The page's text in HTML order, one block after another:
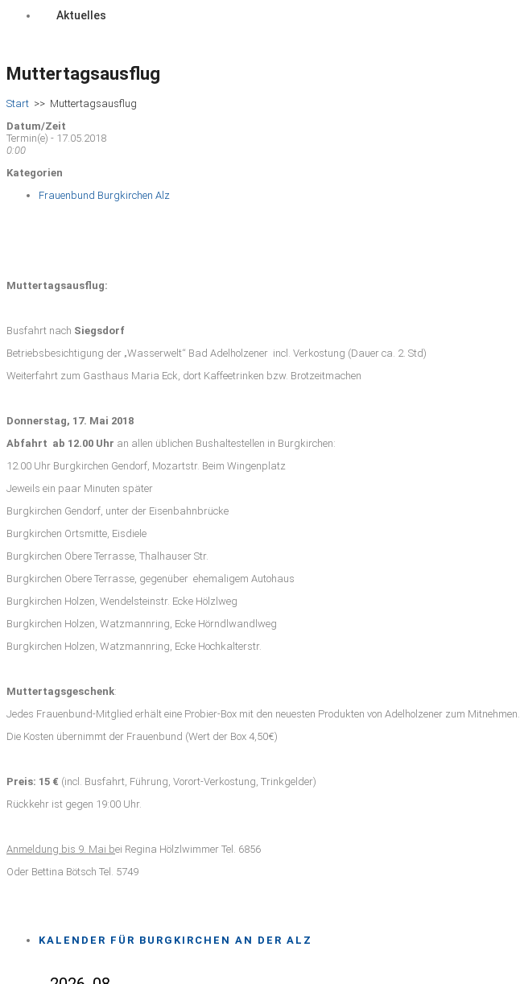
Aktuelles
Muttertagsausflug
Start >> Muttertagsausflug
Datum/Zeit
Termin(e) - 17.05.2018
0:00
Kategorien
Frauenbund Burgkirchen Alz
Muttertagsausflug:
Busfahrt nach Siegsdorf
Betriebsbesichtigung der „Wasserwelt“ Bad Adelholzener incl. Verkostung (Dauer ca. 2. Std)
Weiterfahrt zum Gasthaus Maria Eck, dort Kaffeetrinken bzw. Brotzeitmachen
Donnerstag, 17. Mai 2018
Abfahrt ab 12.00 Uhr an allen üblichen Bushaltestellen in Burgkirchen:
12.00 Uhr Burgkirchen Gendorf, Mozartstr. Beim Wingenplatz
Jeweils ein paar Minuten später
Burgkirchen Gendorf, unter der Eisenbahnbrücke
Burgkirchen Ortsmitte, Eisdiele
Burgkirchen Obere Terrasse, Thalhauser Str.
Burgkirchen Obere Terrasse, gegenüber ehemaligem Autohaus
Burgkirchen Holzen, Wendelsteinstr. Ecke Hölzlweg
Burgkirchen Holzen, Watzmannring, Ecke Hörndlwandlweg
Burgkirchen Holzen, Watzmannring, Ecke Hochkalterstr.
Muttertagsgeschenk:
Jedes Frauenbund-Mitglied erhält eine Probier-Box mit den neuesten Produkten von Adelholzener zum Mitnehmen.
Die Kosten übernimmt der Frauenbund (Wert der Box 4,50€)
Preis: 15 € (incl. Busfahrt, Führung, Vorort-Verkostung, Trinkgelder)
Rückkehr ist gegen 19:00 Uhr.
Anmeldung bis 9. Mai bei Regina Hölzlwimmer Tel. 6856
Oder Bettina Bötsch Tel. 5749
KALENDER FÜR BURGKIRCHEN AN DER ALZ